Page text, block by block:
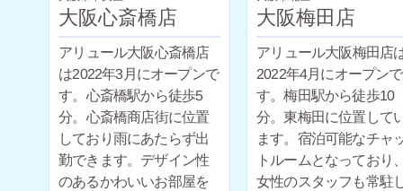
大阪心斎橋店
アリュール大阪心斎橋店
は2022年3月にオープンで
す。心斎橋駅から徒歩5
分。心斎橋商店街に位置
しており雨にあたらず出
勤できます。デザイン性
のあるかわいいお部屋を
大阪梅田店
アリュール大阪梅田店
2022年4月にオープンで
す。梅田駅から徒歩10
分。東梅田に位置して
ます。宿泊可能なチャ
トルームとなっており
女性のスタッフも常駐